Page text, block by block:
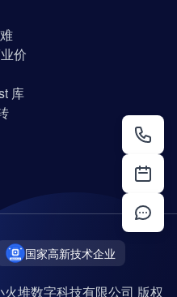
价
库
国家高新技术企业
堆数字科技有限公司 版权